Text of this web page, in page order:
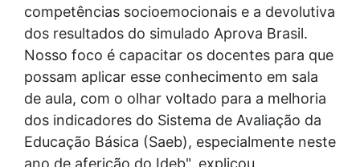
competências socioemocionais e a devolutiva
dos resultados do simulado Aprova Brasil.
Nosso foco é capacitar os docentes para que
possam aplicar esse conhecimento em sala
de aula, com o olhar voltado para a melhoria
dos indicadores do Sistema de Avaliação da
Educação Básica (Saeb), especialmente neste